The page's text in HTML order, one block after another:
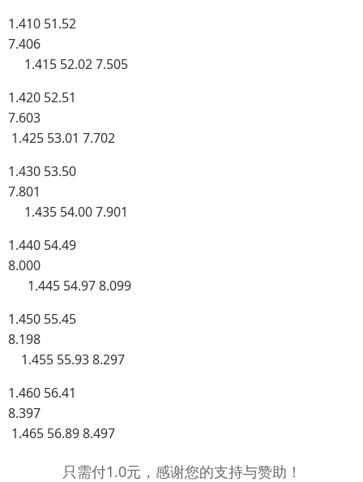
1.410 51.52
7.406
1.415 52.02 7.505
1.420 52.51
7.603
1.425 53.01 7.702
1.430 53.50
7.801
1.435 54.00 7.901
1.440 54.49
8.000
1.445 54.97 8.099
1.450 55.45
8.198
1.455 55.93 8.297
1.460 56.41
8.397
1.465 56.89 8.497
只需付1.0元，感谢您的支持与赞助！